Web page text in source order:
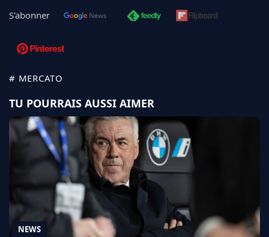
S'abonner
# MERCATO
TU POURRAIS AUSSI AIMER
NEWS